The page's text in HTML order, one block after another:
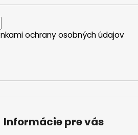
ochrany osobných údajov
Informácie pre vás